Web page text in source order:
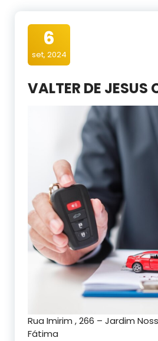
6
set, 2024
VALTER DE JESUS
Rua Imirim , 266 – Jardim
Fátima